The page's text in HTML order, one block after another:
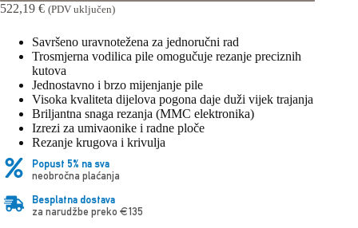
522,19 € (PDV uključen)
Savršeno uravnotežena za jednoručni rad
Trosmjerna vodilica pile omogučuje rezanje preciznih
kutova
Jednostavno i brzo mijenjanje pile
Visoka kvaliteta dijelova pogona daje duži vijek trajanja
Briljantna snaga rezanja (MMC elektronika)
Izrezi za umivaonike i radne ploče
Rezanje krugova i krivulja
Popust 5% na sva
neobročna plaćanja
Besplatna dostava
za narudžbe preko €135